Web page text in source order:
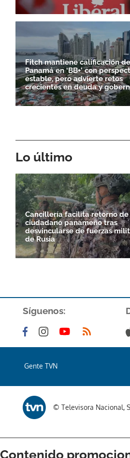
Fitch mantiene calificación de
Panamá en ‘BB+’ con
estable, pero advierte retos
crecientes en deuda y
Lo último
Cancillería facilita retorno de
ciudadano panameño tras
desvincularse de fuerzas
de Rusia
Síguenos:
Gente TVN
© Televisora Nacional,